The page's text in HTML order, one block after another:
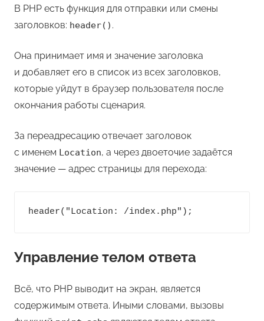
В PHP есть функция для отправки или смены
заголовков: header() .
Она принимает имя и значение заголовка
и добавляет его в список из всех заголовков,
которые уйдут в браузер пользователя после
окончания работы сценария.
За переадресацию отвечает заголовок
с именем Location, а через двоеточие задаётся
значение — адрес страницы для перехода:
header("Location: /index.php");
Управление телом ответа
Всё, что PHP выводит на экран, является
содержимым ответа. Иными словами, вызовы